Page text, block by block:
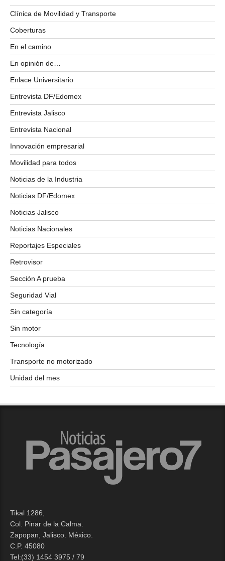
Clínica de Movilidad y Transporte
Coberturas
En el camino
En opinión de…
Enlace Universitario
Entrevista DF/Edomex
Entrevista Jalisco
Entrevista Nacional
Innovación empresarial
Movilidad para todos
Noticias de la Industria
Noticias DF/Edomex
Noticias Jalisco
Noticias Nacionales
Reportajes Especiales
Retrovisor
Sección A prueba
Seguridad Vial
Sin categoría
Sin motor
Tecnología
Transporte no motorizado
Unidad del mes
Tikal 1286,
Col. Pinar de la Calma.​
Zapopan, Jalisco. México.
C.P. 45080​
Tel:(33) 1454 3975 / 79